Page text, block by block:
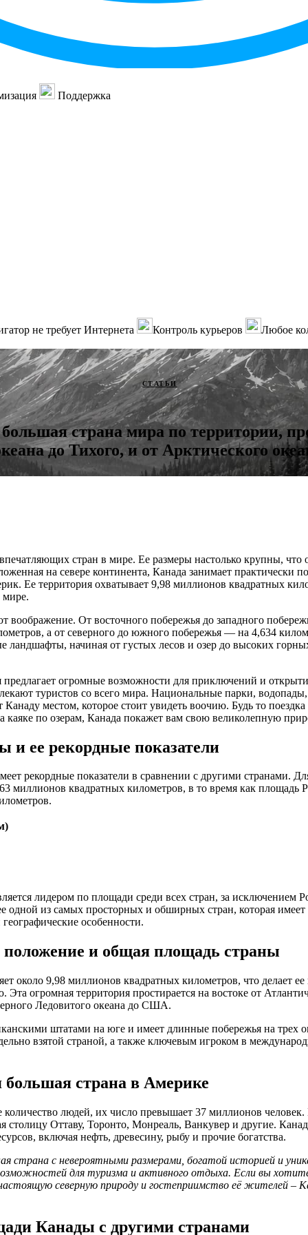
Поддержка
не требует Интернета Контроль курьеров Любое
СТАТЬИ
страна мира по территории,
до Тихого, и от Арктического
стран в мире. Ее размеры настолько крупны, что
на севере континента, Канада занимает практически
Ее территория охватывает 9,98 миллионов квадратных
мире.
От восточного побережья до западного
а от северного до южного побережья — на 4,634
ландшафты, начиная от густых лесов и озер до высоких
предлагает огромные возможности для приключений и
туристов со всего мира. Национальные парки,
местом, которое стоит увидеть воочию. Будь то
каяке по озерам, Канада покажет вам свою великолепную
ее рекордные показатели
рекордные показатели в сравнении с другими странами.
миллионов квадратных километров, в то время как площадь
лидером по площади среди всех стран, за исключением
одной из самых просторных и обширных стран, которая
особенности.
положение и общая площадь страны
около 9,98 миллионов квадратных километров, что делает
Эта огромная территория простирается на востоке от
Ледовитого океана до США.
штатами на юге и имеет длинные побережья на трех
взятой страной, а также ключевым игроком в
страна в Америке
людей, их число превышает 37 миллионов
столицу Оттаву, Торонто, Монреаль, Ванкувер и другие.
включая нефть, древесину, рыбу и прочие богатства.
страна с невероятными размерами, богатой историей и
для туризма и активного отдыха. Если вы
северную природу и гостеприимство её жителей –
Канады с другими странами